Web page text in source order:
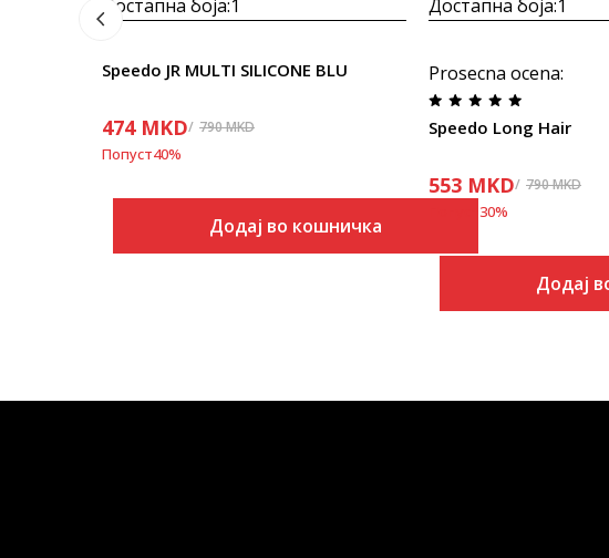
Достапна боја:1
Speedo JR MULTI SILICONE BLU
474 MKD 790MKD
Попуст40%
Додај во кошничка
Достапна боја:1
Prosecna ocena:
Speedo Long Hair
553 MKD 790MKD
30%
Додај